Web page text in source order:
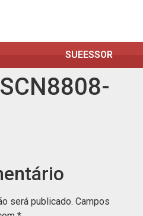
SUEESSOR
será publicado. Campos